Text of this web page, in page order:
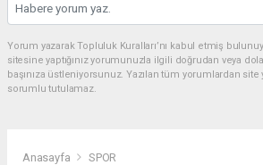
Yorum yazarak Topluluk Kuralları’nı kabul etmiş
sitesine yaptığınız yorumunuzla ilgili doğrudan veya
başınıza üstleniyorsunuz. Yazılan tüm yorumlardan
sorumlu tutulamaz.
Anasayfa SPOR